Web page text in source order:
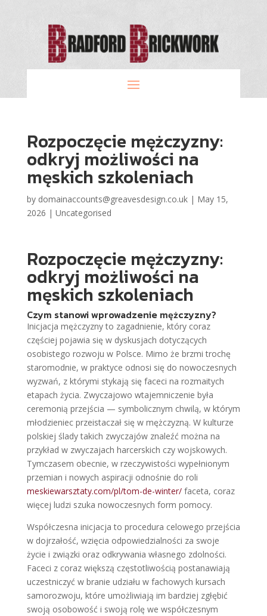
Rozpoczęcie mężczyzny:
odkryj możliwości na
męskich szkoleniach
by domainaccounts@greavesdesign.co.uk| May 15,
2026 | Uncategorised
Rozpoczęcie mężczyzny:
odkryj możliwości na
męskich szkoleniach
Czym stanowi wprowadzenie mężczyzny?
Inicjacja mężczyzny to zagadnienie, który coraz
częściej pojawia się w dyskusjach dotyczących
osobistego rozwoju w Polsce. Mimo że brzmi trochę
staromodnie, w praktyce odnosi się do nowoczesnych
wyzwań, z którymi stykają się faceci na rozmaitych
etapach życia. Zwyczajowo wtajemniczenie była
ceremonią przejścia — symbolicznym chwilą, w którym
młodzieniec przeistaczał się w mężczyzną. W kulturze
polskiej ślady takich zwyczajów znaleźć można na
przykład w zwyczajach harcerskich czy wojskowych.
Tymczasem obecnie, w rzeczywistości wypełnionym
przemian i nowych aspiracji odnośnie do roli
meskiewarsztaty.com/pl/tom-de-winter/faceta, coraz
więcej ludzi szuka nowoczesnych form pomocy.
Współczesna inicjacja to procedura celowego przejścia
w dojrzałość, wzięcia odpowiedzialności za swoje
życie i związki oraz odkrywania własnego zdolności.
Faceci z coraz większą częstotliwością postanawiają
uczestniczyć w branie udziału w fachowych kursach
samorozwoju, które umożliwiają im bardziej zgłębić
swoją osobowość i swoją rolę we współczesnym